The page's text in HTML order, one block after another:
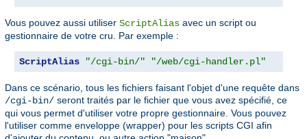
Vous pouvez aussi utiliser ScriptAlias avec un script ou
gestionnaire de votre cru. Par exemple :
ScriptAlias "/cgi-bin/" "/web/cgi-handler.pl"
Dans ce scénario, tous les fichiers faisant l'objet d'une requête dans
/cgi-bin/ seront traités par le fichier que vous avez spécifié, ce
qui vous permet d'utiliser votre propre gestionnaire. Vous pouvez
l'utiliser comme enveloppe (wrapper) pour les scripts CGI afin